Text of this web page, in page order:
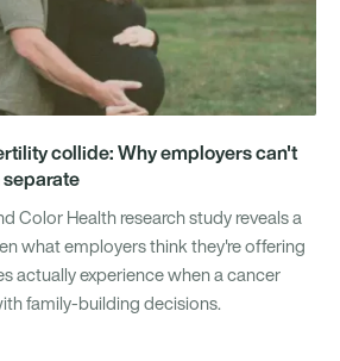
collide: Why employers can't
Color Health research study reveals a
what employers think they're offering
actually experience when a cancer
family-building decisions.